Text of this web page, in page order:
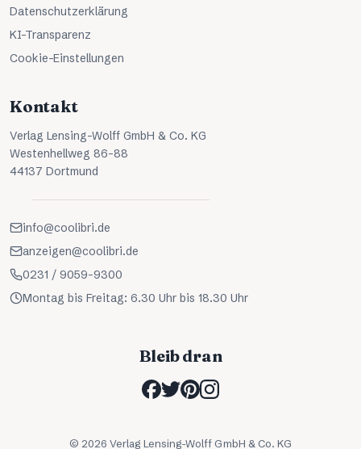
Datenschutzerklärung
KI-Transparenz
Cookie-Einstellungen
Kontakt
Verlag Lensing-Wolff GmbH & Co. KG
Westenhellweg 86-88
44137 Dortmund
info@coolibri.de
anzeigen@coolibri.de
0231 / 9059-9300
Montag bis Freitag: 6.30 Uhr bis 18.30 Uhr
Bleib dran
© 2026 Verlag Lensing-Wolff GmbH & Co. KG